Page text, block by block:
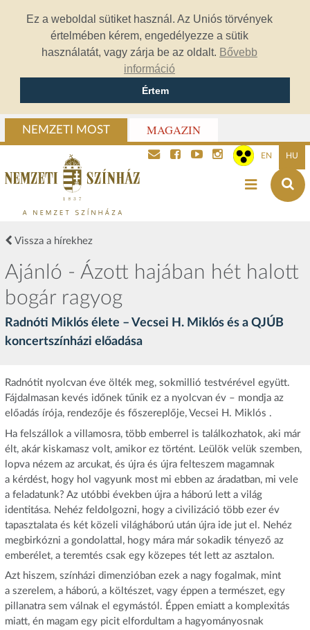
Ez a weboldal sütiket használ. Az Uniós törvények
értelmében kérem, engedélyezze a sütik
használatát, vagy zárja be az oldalt. Bővebb
információ
Értem
NEMZETI MOST MAGAZIN
EN HU
Vissza a hírekhez
Ajánló - Ázott hajában hét halott
bogár ragyog
Radnóti Miklós élete – Vecsei H. Miklós és a QJÚB
koncertszínházi előadása
Radnótit nyolcvan éve ölték meg, sokmillió testvérével együtt.
Fájdalmasan kevés időnek tűnik ez a nyolcvan év – mondja az
előadás írója, rendezője és főszereplője, Vecsei H. Miklós .
Ha felszállok a villamosra, több emberrel is találkozhatok, aki már
élt, akár kiskamasz volt, amikor ez történt. Leülök velük szemben,
lopva nézem az arcukat, és újra és újra felteszem magamnak
a kérdést, hogy hol vagyunk most mi ebben az áradatban, mi vele
a feladatunk? Az utóbbi években újra a háború lett a világ
identitása. Nehéz feldolgozni, hogy a civilizáció több ezer év
tapasztalata és két közeli világháború után újra ide jut el. Nehéz
megbirkózni a gondolattal, hogy mára már sokadik tényező az
emberélet, a teremtés csak egy közepes tét lett az asztalon.
Azt hiszem, színházi dimenzióban ezek a nagy fogalmak, mint
a szerelem, a háború, a költészet, vagy éppen a természet, egy
pillanatra sem válnak el egymástól. Éppen emiatt a komplexitás
miatt, én magam egy picit elfordultam a hagyományosnak